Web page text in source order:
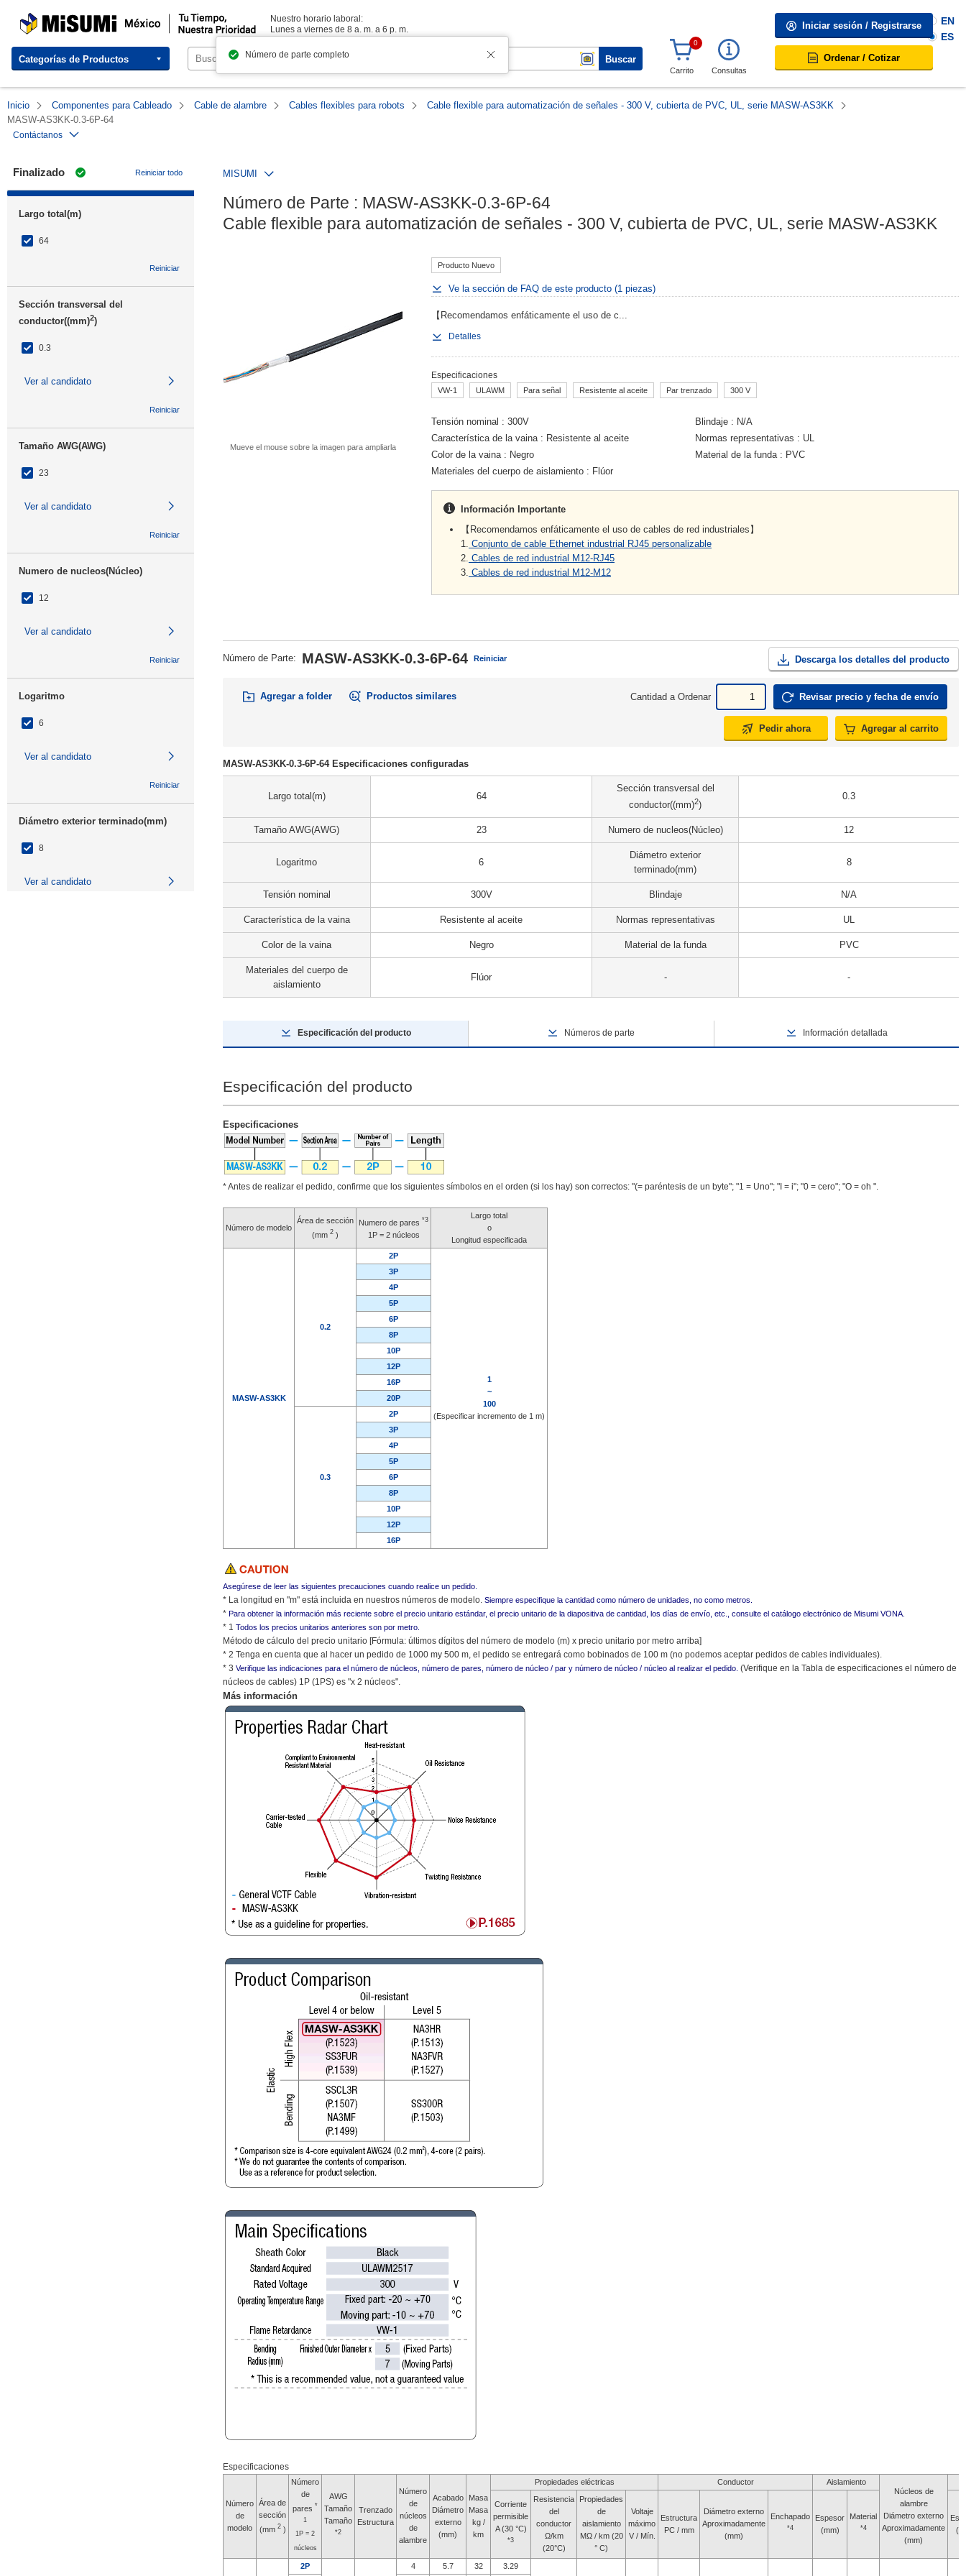
MISUMI México | Tu Tiempo, Nuestra Prioridad
Nuestro horario laboral:
Lunes a viernes de 8 a. m. a 6 p. m.
Categorías de Productos Buscar
Iniciar sesión / Registrarse
0
Carrito Consultas
Ordenar / Cotizar
EN
ES
Inicio Componentes para Cableado Cable de alambre Cables flexibles para robots
Cable flexible para automatización de señales - 300 V, cubierta de PVC, UL, serie MASW-AS3KK
MASW-AS3KK-0.3-6P-64
Contáctanos
Finalizado Reiniciar todo
Largo total(m)
64
Reiniciar
Sección transversal del
conductor((mm)2)
0.3
Ver al candidato
Reiniciar
Tamaño AWG(AWG)
23
Ver al candidato
Reiniciar
Numero de nucleos(Núcleo)
12
Ver al candidato
Reiniciar
Logaritmo
6
Ver al candidato
Reiniciar
Diámetro exterior terminado(mm)
8
Ver al candidato
MISUMI
Número de Parte : MASW-AS3KK-0.3-6P-64
Cable flexible para automatización de señales - 300 V, cubierta de PVC, UL, serie MASW-AS3KK
Mueve el mouse sobre la imagen para ampliarla
Producto Nuevo
Ve la sección de FAQ de este producto (1 piezas)
【Recomendamos enfáticamente el uso de c...
Detalles
Especificaciones
VW-1 ULAWM Para señal Resistente al aceite Par trenzado 300 V
Tensión nominal 300V Blindaje
N/A
Característica de la vaina
Resistente al aceite Normas representativas
UL
Color de la vaina
Negro Material de la funda
PVC
Materiales del cuerpo de aislamiento
Flúor
Información Importante
【Recomendamos enfáticamente el uso de cables de red industriales】
1. Conjunto de cable Ethernet industrial RJ45 personalizable
2. Cables de red industrial M12-RJ45
3. Cables de red industrial M12-M12
Número de Parte: MASW-AS3KK-0.3-6P-64 Reiniciar Descarga los detalles del producto
Agregar a folder Productos similares Cantidad a Ordenar Revisar precio y fecha de envío
Pedir ahora Agregar al carrito
MASW-AS3KK-0.3-6P-64 Especificaciones configuradas
Largo total(m) 64
Sección transversal del
conductor((mm)2)
0.3
Tamaño AWG(AWG) 23 Numero de nucleos(Núcleo) 12
Logaritmo 6
Diámetro exterior
terminado(mm)
8
Tensión nominal 300V Blindaje N/A
Característica de la vaina Resistente al aceite Normas representativas UL
Color de la vaina Negro Material de la funda PVC
Materiales del cuerpo de
aislamiento
Flúor - -
Especificación del producto Números de parte Información detallada
Especificación del producto
Especificaciones
* Antes de realizar el pedido, confirme que los siguientes símbolos en el orden (si los hay) son correctos: "(= paréntesis de un byte"; "1 = Uno"; "I = i"; "0 = cero"; "O = oh ".
Número de modelo
Área de sección
(mm 2 )
Numero de pares *3
1P = 2 núcleos
Largo total
o
Longitud especificada
MASW-AS3KK
0.2
2P
1
~
100
(Especificar incremento de 1 m)
3P
4P
5P
6P
8P
10P
12P
16P
20P
0.3
2P
3P
4P
5P
6P
8P
10P
12P
16P
Asegúrese de leer las siguientes precauciones cuando realice un pedido.
* La longitud en "m" está incluida en nuestros números de modelo. Siempre especifique la cantidad como número de unidades, no como metros.
* Para obtener la información más reciente sobre el precio unitario estándar, el precio unitario de la diapositiva de cantidad, los días de envío, etc., consulte el catálogo electrónico de Misumi VONA.
* 1 Todos los precios unitarios anteriores son por metro.
Método de cálculo del precio unitario [Fórmula: últimos dígitos del número de modelo (m) x precio unitario por metro arriba]
* 2 Tenga en cuenta que al hacer un pedido de 1000 my 500 m, el pedido se entregará como bobinados de 100 m (no podemos aceptar pedidos de cables individuales).
* 3 Verifique las indicaciones para el número de núcleos, número de pares, número de núcleo / par y número de núcleo / núcleo al realizar el pedido. (Verifique en la Tabla de especificaciones el número de
núcleos de cables) 1P (1PS) es "x 2 núcleos".
Más información
Especificaciones
Número
de
modelo
Área de
sección
(mm 2)
Número
de
pares *
1
1P = 2
núcleos
AWG
Tamaño
Tamaño
*2
Trenzado
Estructura
Número
de
núcleos
de
alambre
Acabado
Diámetro
externo
(mm)
Masa
Masa
kg /
km
Propiedades eléctricas Conductor
Aislamiento
Núcleos de
alambre
Diámetro externo
Aproximadamente
(mm)
Corriente
permisible
A (30 °C)
*3
Resistencia
del
conductor
Ω/km
(20°C)
Propiedades
de
aislamiento
MΩ / km (20
° C)
Voltaje
máximo
V / Mín.
Estructura
PC / mm
Diámetro externo
Aproximadamente
(mm)
Enchapado
*4
Espesor
(mm)
Material
*4
2P 4 5.7 32 3.29
Número de parte completo